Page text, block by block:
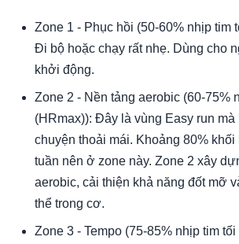
Zone 1 - Phục hồi (50-60% nhịp tim
Đi bộ hoặc chạy rất nhẹ. Dùng cho
khởi động.
Zone 2 - Nền tảng aerobic (60-75%
(HRmax)): Đây là vùng Easy run mà
chuyện thoải mái. Khoảng 80%
tuần nên ở zone này. Zone 2 xây
aerobic, cải thiện khả năng đốt mỡ
thể trong cơ.
Zone 3 - Tempo (75-85% nhịp tim